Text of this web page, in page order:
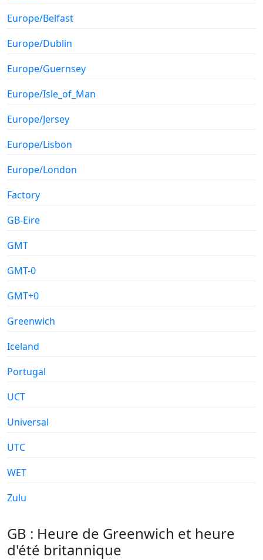
Europe/Belfast
Europe/Dublin
Europe/Guernsey
Europe/Isle_of_Man
Europe/Jersey
Europe/Lisbon
Europe/London
Factory
GB-Eire
GMT
GMT-0
GMT+0
Greenwich
Iceland
Portugal
UCT
Universal
UTC
WET
Zulu
GB : Heure de Greenwich et heure
d'été britannique